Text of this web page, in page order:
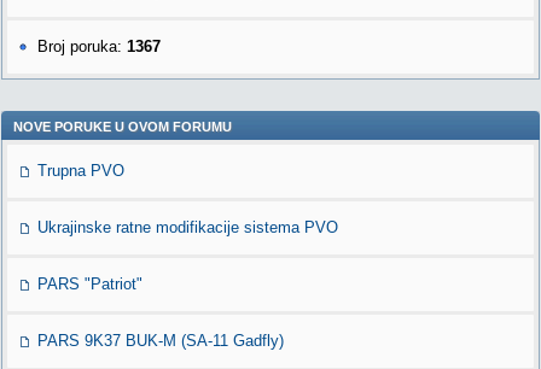
Broj poruka: 1367
NOVE PORUKE U OVOM FORUMU
Trupna PVO
Ukrajinske ratne modifikacije sistema PVO
PARS "Patriot"
PARS 9K37 BUK-M (SA-11 Gadfly)